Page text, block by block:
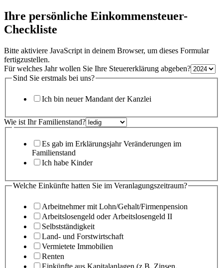
Ihre persönliche Einkommensteuer-
Checkliste
Bitte aktiviere JavaScript in deinem Browser, um dieses Formular
fertigzustellen.
Für welches Jahr wollen Sie Ihre Steuererklärung abgeben?
Sind Sie erstmals bei uns?
Ich bin neuer Mandant der Kanzlei
Wie ist Ihr Familienstand?
Es gab im Erklärungsjahr Veränderungen im
Familienstand
Ich habe Kinder
Welche Einkünfte hatten Sie im Veranlagungszeitraum?
Arbeitnehmer mit Lohn/Gehalt/Firmenpension
Arbeitslosengeld oder Arbeitslosengeld II
Selbstständigkeit
Land- und Forstwirtschaft
Vermietete Immobilien
Renten
Einkünfte aus Kapitalanlagen (z.B. Zinsen,